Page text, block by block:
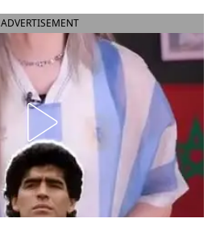
الدوري الإيطالي
الدوري الألماني
الدوري الفرنسي
الدوري السعودي للمحترفين
دوري أبطال أوروبا
دوري أبطال إفريقيا
ADVERTISEMENT